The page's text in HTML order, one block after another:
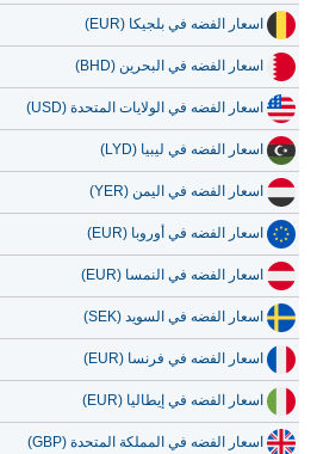
اسعار الفضه في بلجيكا (EUR)
اسعار الفضه في البحرين (BHD)
اسعار الفضه في الولايات المتحدة (USD)
اسعار الفضه في ليبيا (LYD)
اسعار الفضه في اليمن (YER)
اسعار الفضه في أوروبا (EUR)
اسعار الفضه في النمسا (EUR)
اسعار الفضه في السويد (SEK)
اسعار الفضه في فرنسا (EUR)
اسعار الفضه في إيطاليا (EUR)
اسعار الفضه في المملكة المتحدة (GBP)